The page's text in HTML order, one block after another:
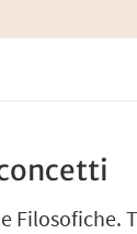
Filosofiche.